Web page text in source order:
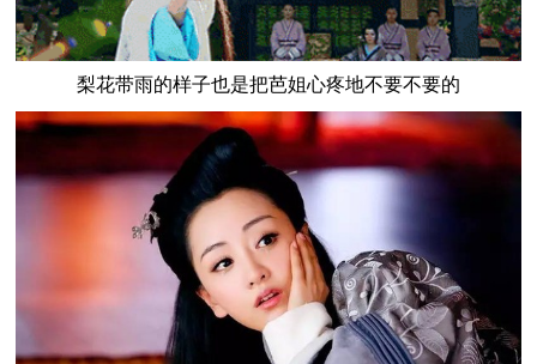
梨花带雨的样子也是把芭姐心疼地不要不要的